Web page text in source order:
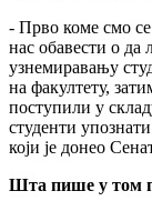
- Прво коме смо
нас обавести о да
узнемиравању
на факултету,
поступили у
студенти
који је донео
Шта пише у том